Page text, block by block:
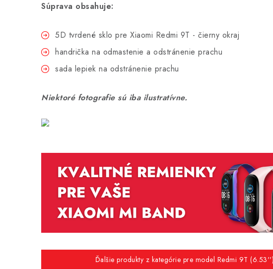
Súprava obsahuje:
5D tvrdené sklo pre Xiaomi Redmi 9T - čierny okraj
handrička na odmastenie a odstránenie prachu
sada lepiek na odstránenie prachu
Niektoré fotografie sú iba ilustratívne.
Ďalšie produkty z kategórie pre model Redmi 9T (6.53'')